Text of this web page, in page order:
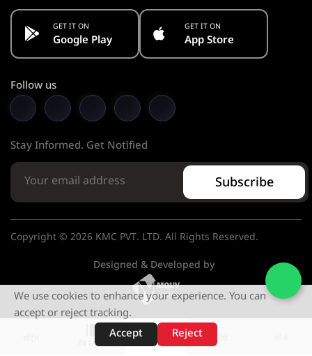
वेब स्टोरीज़
GET IT ON
Google Play
GET IT ON
App Store
Follow us
Stay Informed. Get Notified
Subscribe
Copyright © 2026 KMC PVT. LTD. All Rights Reserved.
Designed & Developed by
We use cookies to enhance your experience. You can
accept or reject tracking.
Accept
Reject